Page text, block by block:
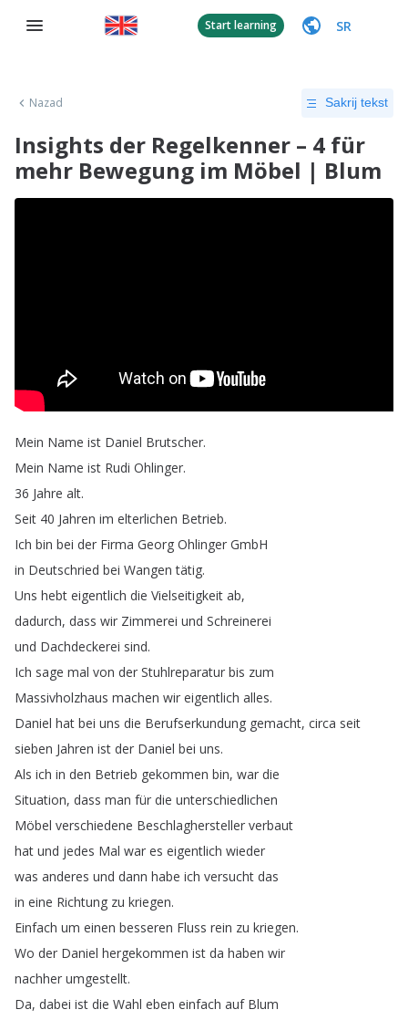
Start learning SR
Nazad Sakrij tekst
Insights der Regelkenner – 4 für
mehr Bewegung im Möbel | Blum
Mein Name ist Daniel Brutscher.
Mein Name ist Rudi Ohlinger.
36 Jahre alt.
Seit 40 Jahren im elterlichen Betrieb.
Ich bin bei der Firma Georg Ohlinger GmbH
in Deutschried bei Wangen tätig.
Uns hebt eigentlich die Vielseitigkeit ab,
dadurch, dass wir Zimmerei und Schreinerei
und Dachdeckerei sind.
Ich sage mal von der Stuhlreparatur bis zum
Massivholzhaus machen wir eigentlich alles.
Daniel hat bei uns die Berufserkundung gemacht, circa seit
sieben Jahren ist der Daniel bei uns.
Als ich in den Betrieb gekommen bin, war die
Situation, dass man für die unterschiedlichen
Möbel verschiedene Beschlaghersteller verbaut
hat und jedes Mal war es eigentlich wieder
was anderes und dann habe ich versucht das
in eine Richtung zu kriegen.
Einfach um einen besseren Fluss rein zu kriegen.
Wo der Daniel hergekommen ist da haben wir
nachher umgestellt.
Da, dabei ist die Wahl eben einfach auf Blum